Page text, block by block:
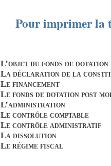
Pour imprimer la
L’objet du fonds de dotation
La déclaration de la
Le financement
Le fonds de dotation post
L’administration
Le contrôle comptable
Le contrôle administratif
La dissolution
Le régime fiscal